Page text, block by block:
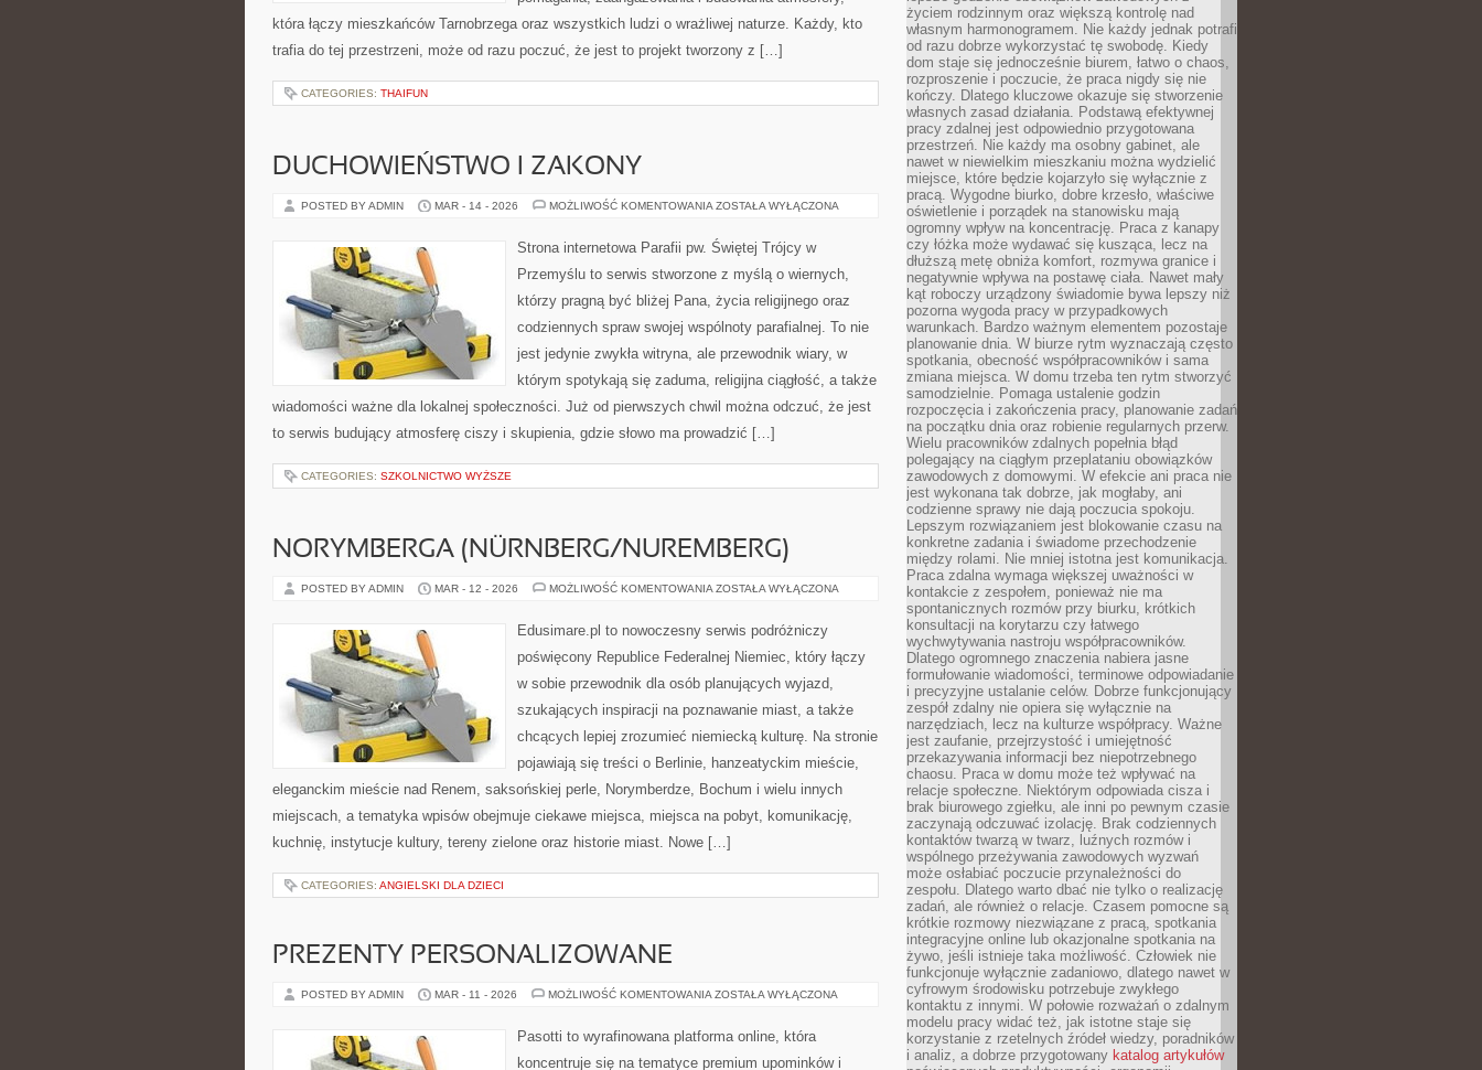
która łączy mieszkańców Tarnobrzega oraz wszystkich ludzi o wrażliwej naturze. Każdy, kto
trafia do tej przestrzeni, może od razu poczuć, że jest to projekt tworzony z […]
CATEGORIES: THAIFUN
DUCHOWIEŃSTWO I ZAKONY
POSTED BY ADMIN MAR - 14 - 2026 MOŻLIWOŚĆ KOMENTOWANIA DUCHOWIEŃSTWO
ZOSTAŁA WYŁĄCZONA
Strona internetowa Parafii pw. Świętej Trójcy w
Przemyślu to serwis stworzone z myślą o wiernych,
którzy pragną być bliżej Pana, życia religijnego oraz
codziennych spraw swojej wspólnoty parafialnej. To nie
jest jedynie zwykła witryna, ale przewodnik wiary, w
którym spotykają się zaduma, religijna ciągłość, a także
wiadomości ważne dla lokalnej społeczności. Już od pierwszych chwil można odczuć, że jest
to serwis budujący atmosferę ciszy i skupienia, gdzie słowo ma prowadzić […]
CATEGORIES: SZKOLNICTWO WYŻSZE
NORYMBERGA (NÜRNBERG/NUREMBERG)
POSTED BY ADMIN MAR - 12 - 2026 MOŻLIWOŚĆ KOMENTOWANIA NORYMBERGA
ZOSTAŁA WYŁĄCZONA
Edusimare.pl to nowoczesny serwis podróżniczy
poświęcony Republice Federalnej Niemiec, który łączy
w sobie przewodnik dla osób planujących wyjazd,
szukających inspiracji na poznawanie miast, a także
chcących lepiej zrozumieć niemiecką kulturę. Na stronie
pojawiają się treści o Berlinie, hanzeatyckim mieście,
eleganckim mieście nad Renem, saksońskiej perle, Norymberdze, Bochum i wielu innych
miejscach, a tematyka wpisów obejmuje ciekawe miejsca, miejsca na pobyt, komunikację,
kuchnię, instytucje kultury, tereny zielone oraz historie miast. Nowe […]
CATEGORIES: ANGIELSKI DLA DZIECI
PREZENTY PERSONALIZOWANE
POSTED BY ADMIN MAR - 11 - 2026 MOŻLIWOŚĆ KOMENTOWANIA PREZENTY
ZOSTAŁA WYŁĄCZONA
Pasotti to wyrafinowana platforma online, która
koncentruje się na tematyce premium upominków i
życiem rodzinnym oraz większą kontrolę nad
własnym harmonogramem. Nie każdy jednak potrafi
od razu dobrze wykorzystać tę swobodę. Kiedy
dom staje się jednocześnie biurem, łatwo o chaos,
rozproszenie i poczucie, że praca nigdy się nie
kończy. Dlatego kluczowe okazuje się stworzenie
własnych zasad działania. Podstawą efektywnej
pracy zdalnej jest odpowiednio przygotowana
przestrzeń. Nie każdy ma osobny gabinet, ale
nawet w niewielkim mieszkaniu można wydzielić
miejsce, które będzie kojarzyło się wyłącznie z
pracą. Wygodne biurko, dobre krzesło, właściwe
oświetlenie i porządek na stanowisku mają
ogromny wpływ na koncentrację. Praca z kanapy
czy łóżka może wydawać się kusząca, lecz na
dłuższą metę obniża komfort, rozmywa granice i
negatywnie wpływa na postawę ciała. Nawet mały
kąt roboczy urządzony świadomie bywa lepszy niż
pozorna wygoda pracy w przypadkowych
warunkach. Bardzo ważnym elementem pozostaje
planowanie dnia. W biurze rytm wyznaczają często
spotkania, obecność współpracowników i sama
zmiana miejsca. W domu trzeba ten rytm stworzyć
samodzielnie. Pomaga ustalenie godzin
rozpoczęcia i zakończenia pracy, planowanie zadań
na początku dnia oraz robienie regularnych przerw.
Wielu pracowników zdalnych popełnia błąd
polegający na ciągłym przeplataniu obowiązków
zawodowych z domowymi. W efekcie ani praca nie
jest wykonana tak dobrze, jak mogłaby, ani
codzienne sprawy nie dają poczucia spokoju.
Lepszym rozwiązaniem jest blokowanie czasu na
konkretne zadania i świadome przechodzenie
między rolami. Nie mniej istotna jest komunikacja.
Praca zdalna wymaga większej uważności w
kontakcie z zespołem, ponieważ nie ma
spontanicznych rozmów przy biurku, krótkich
konsultacji na korytarzu czy łatwego
wychwytywania nastroju współpracowników.
Dlatego ogromnego znaczenia nabiera jasne
formułowanie wiadomości, terminowe odpowiadanie
i precyzyjne ustalanie celów. Dobrze funkcjonujący
zespół zdalny nie opiera się wyłącznie na
narzędziach, lecz na kulturze współpracy. Ważne
jest zaufanie, przejrzystość i umiejętność
przekazywania informacji bez niepotrzebnego
chaosu. Praca w domu może też wpływać na
relacje społeczne. Niektórym odpowiada cisza i
brak biurowego zgiełku, ale inni po pewnym czasie
zaczynają odczuwać izolację. Brak codziennych
kontaktów twarzą w twarz, luźnych rozmów i
wspólnego przeżywania zawodowych wyzwań
może osłabiać poczucie przynależności do
zespołu. Dlatego warto dbać nie tylko o realizację
zadań, ale również o relacje. Czasem pomocne są
krótkie rozmowy niezwiązane z pracą, spotkania
integracyjne online lub okazjonalne spotkania na
żywo, jeśli istnieje taka możliwość. Człowiek nie
funkcjonuje wyłącznie zadaniowo, dlatego nawet w
cyfrowym środowisku potrzebuje zwykłego
kontaktu z innymi. W połowie rozważań o zdalnym
modelu pracy widać też, jak istotne staje się
korzystanie z rzetelnych źródeł wiedzy, poradników
i analiz, a dobrze przygotowany katalog artykułów